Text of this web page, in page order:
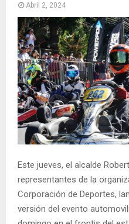
A
R
Y
M
E
N
U
Abril 2, 2024
Este jueves, el alcalde
representantes de la
Corporación de Deportes,
versión del evento